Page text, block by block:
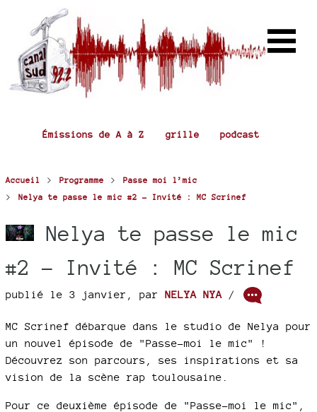
Émissions de A à Z grille podcast
Accueil > Programme > Passe moi l’mic
> Nelya te passe le mic #2 - Invité : MC Scrinef
Nelya te passe le mic
#2 - Invité : MC Scrinef
publié le 3 janvier par NELYA NYA /
MC Scrinef débarque dans le studio de Nelya pour
un nouvel épisode de "Passe-moi le mic" !
Découvrez son parcours, ses inspirations et sa
vision de la scène rap toulousaine.
Pour ce deuxième épisode de "Passe-moi le mic",